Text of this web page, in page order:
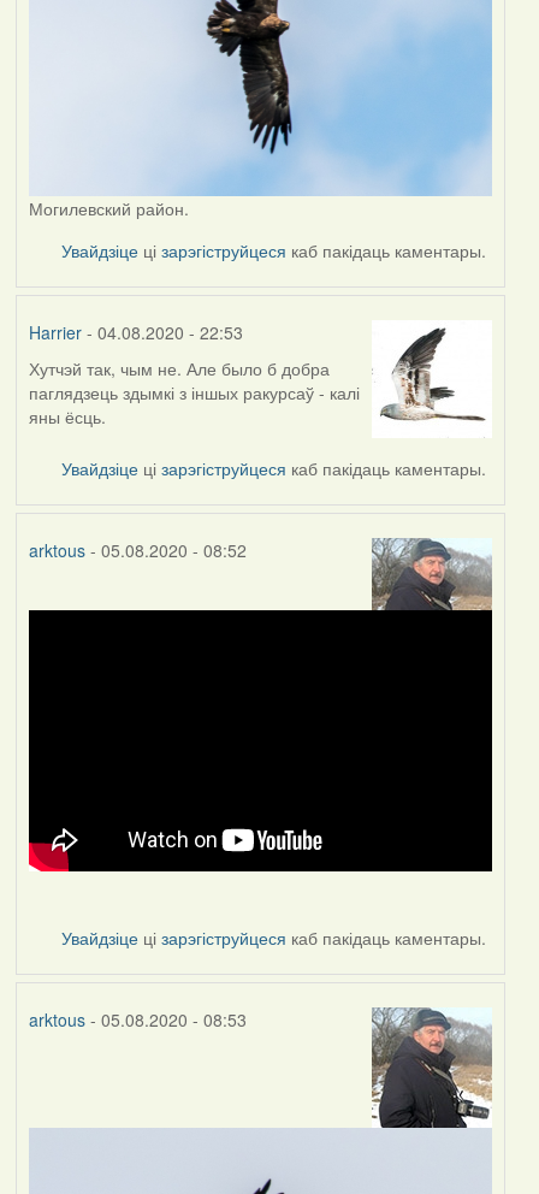
Могилевский район.
Увайдзіце цізарэгіструйцеся каб пакідаць каментары.
Harrier- 04.08.2020 - 22:53
In
reply
to
arktous
Хутчэй так, чым не. Але было б добра
паглядзець здымкі з іншых ракурсаў - калі
яны ёсць.
Увайдзіце цізарэгіструйцеся каб пакідаць каментары.
arktous- 05.08.2020 - 08:52
Увайдзіце цізарэгіструйцеся каб пакідаць каментары.
arktous- 05.08.2020 - 08:53